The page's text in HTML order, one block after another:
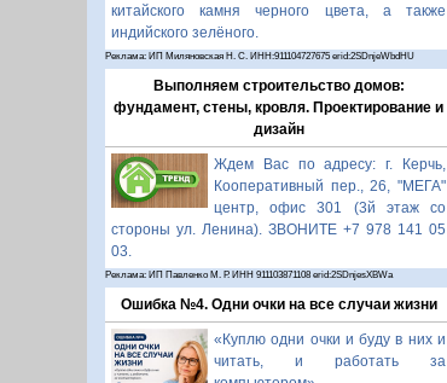
китайского камня черного цвета, а также
индийского зелёного.
Реклама: ИП Миляновская Н. С. ИНН:911104727675 erid:2SDnjeWbdHU
Выполняем строительство домов:
фундамент, стены, кровля. Проектирование и
дизайн
Ждем Вас по адресу: г. Керчь,
Кооперативный пер., 26, "МЕГА"
центр, офис 301 (3й этаж со
стороны ул. Ленина). ЗВОНИТЕ +7 978 141 05
03.
Реклама: ИП Павленко М. Р. ИНН 911103871108 erid:2SDnjesXBWa
Ошибка №4. Одни очки на все случаи жизни
«Куплю одни очки и буду в них и
читать, и работать за